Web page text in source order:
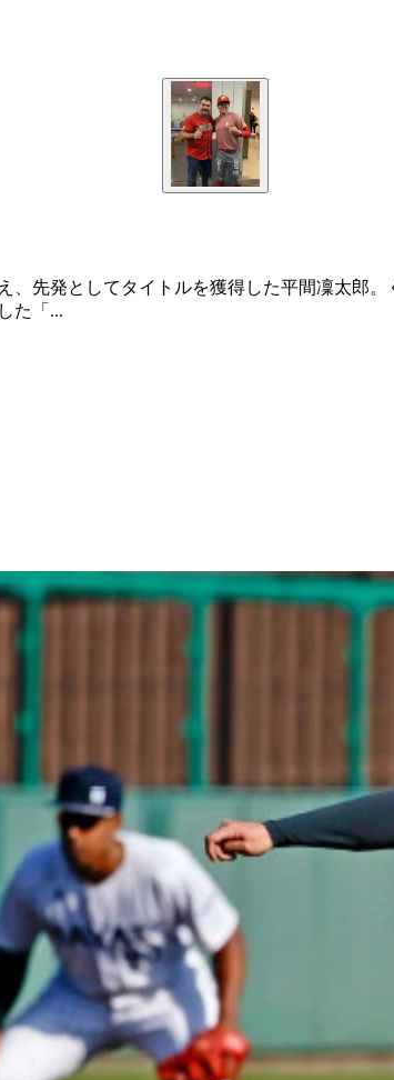
ーグで抑え、先発としてタイトルを獲得した
後も球場に残り自主練習に励む平間。夕方か
ばチーム全員で後片付けや球場の掃除を行な
、先発としてタイトルを獲得した平間凜太郎
た「...